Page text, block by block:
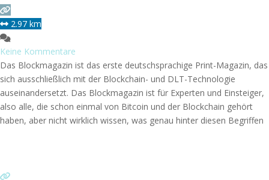
2.97 km
Keine Kommentare
Das Blockmagazin ist das erste deutschsprachige Print-Magazin, das
sich ausschließlich mit der Blockchain- und DLT-Technologie
auseinandersetzt. Das Blockmagazin ist für Experten und Einsteiger,
also alle, die schon einmal von Bitcoin und der Blockchain gehört
haben, aber nicht wirklich wissen, was genau hinter diesen Begriffen